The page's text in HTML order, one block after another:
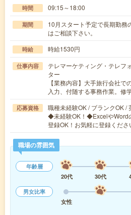
時間 09:15～18:00
期間
10月スタート予定で長期勤
はご相談下さい。
時給 時給1530円
仕事内容
テレマーケティング・テレフ
ター
【業務内容】大手旅行会社で
入力、付随する事務作業。
応募資格
職種未経験OK / ブランクOK /
◆未経験OK！◆ExcelやWord
登録OK！お気軽に登録くだ
職場の雰囲気
年齢層
20代
30代
男女比率
女性